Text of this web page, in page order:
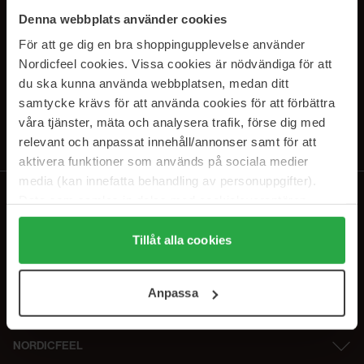
Denna webbplats använder cookies
För att ge dig en bra shoppingupplevelse använder
Nordicfeel cookies. Vissa cookies är nödvändiga för att
du ska kunna använda webbplatsen, medan ditt
samtycke krävs för att använda cookies för att förbättra
våra tjänster, mäta och analysera trafik, förse dig med
relevant och anpassat innehåll/annonser samt för att
aktivera funktioner som används på sociala medier
media (kan innefatta behandling av personuppgifter).
Genom att trycka på "Tillåt alla cookies" accepterar du
alla cookies, medan du under "Detaljer" kan anpassa
användningen av cookies. Du kan när som helst återkalla
samt vår Integritetspolicy.
Tillåt alla cookies
Anpassa
SUBSCRIBE TO OUR
NEWSLETTER
Ved å abonnere godtar du vårpersonvernerklæring. Du kan melde deg
av når som helst.
NORDICFEEL